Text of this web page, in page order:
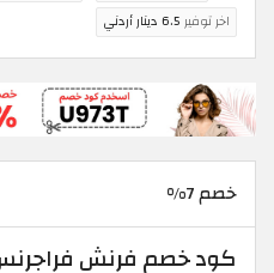
اخر توفير 6.5 دينار أردني
خصم 7%